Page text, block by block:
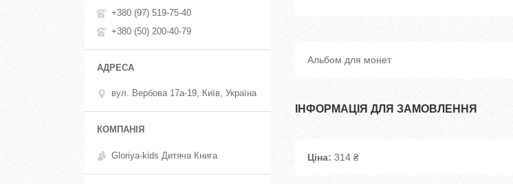
Альбом для монет
ІНФОРМАЦІЯ ДЛЯ ЗАМОВЛЕННЯ
Ціна: 314 ₴
+380 (97) 519-75-40
+380 (50) 200-40-79
вул. Вербова 17а-19, Київ, Україна
Gloriya-kids Дитяча Книга